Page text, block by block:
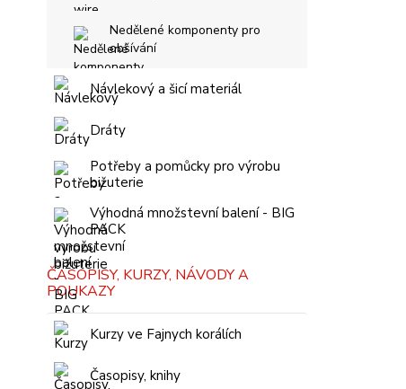
Nedělené komponenty pro
obšívání
Návlekový a šicí materiál
Dráty
Potřeby a pomůcky pro výrobu
bižuterie
Výhodná množstevní balení - BIG
PACK
ČASOPISY, KURZY, NÁVODY A
POUKAZY
Kurzy ve Fajnych korálích
Časopisy, knihy